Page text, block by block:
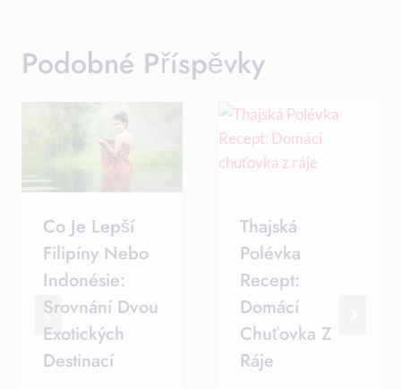
Podobné Příspěvky
Co Je Lepší
Filipíny Nebo
Indonésie:
Srovnání Dvou
Exotických
Destinací
Thajská
Polévka
Recept:
Domácí
Chuťovka Z
Ráje